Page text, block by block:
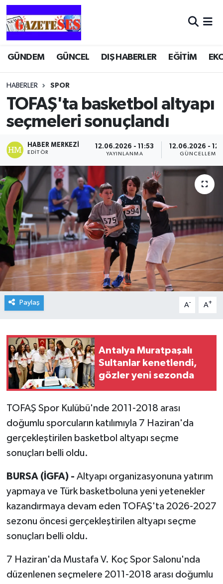
GÜNDEM GÜNCEL DIŞ HABERLER EĞİTİM
HABERLER SPOR
TOFAŞ'ta basketbol altyapı
seçmeleri sonuçlandı
HABER MERKEZI
EDITÖR
12.06.2026 - 11:53
YAYINLANMA
12.06.2026 -
GÜNCELLEME
Paylaş A- A+
Antalya Muratpaşalı
Sultanlar kenetlendi,
gözler yeni sezonda
TOFAŞ Spor Kulübü'nde 2011-2018 arası
doğumlu sporcuların katılımıyla 7 Haziran'da
gerçekleştirilen basketbol altyapı seçme
sonuçları belli oldu.
BURSA (İGFA) - Altyapı organizasyonuna yatırım
yapmaya ve Türk basketboluna yeni yetenekler
kazandırmaya devam eden TOFAŞ'ta 2026-2027
sezonu öncesi gerçekleştirilen altyapı seçme
sonuçları belli oldu.
7 Haziran'da Mustafa V. Koç Spor Salonu'nda
düzenlenen seçmelere 2011-2018 arası doğumlu